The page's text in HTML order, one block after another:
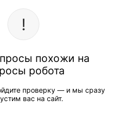
похожи на
робота
проверку — и мы сразу
вас на сайт.